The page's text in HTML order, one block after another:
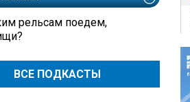
рельсам поедем,
ВСЕ ПОДКАСТЫ